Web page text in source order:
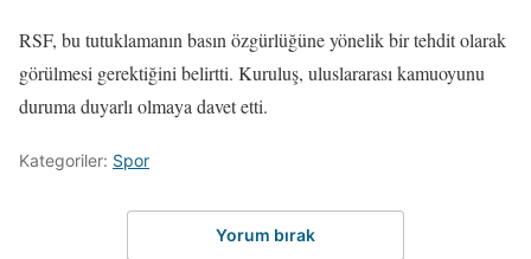
RSF, bu tutuklamanın basın özgürlüğüne yönelik bir tehdit olarak
görülmesi gerektiğini belirtti. Kuruluş, uluslararası kamuoyunu
duruma duyarlı olmaya davet etti.
Kategoriler: Spor
Yorum bırak